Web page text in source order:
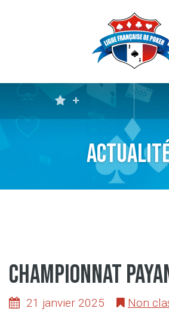
+
Championnat
21 janvier 2025 Non